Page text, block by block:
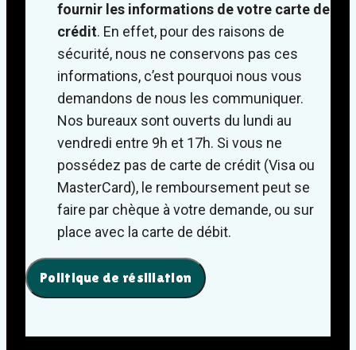
fournir les informations de votre carte de
crédit. En effet, pour des raisons de
sécurité, nous ne conservons pas ces
informations, c’est pourquoi nous vous
demandons de nous les communiquer.
Nos bureaux sont ouverts du lundi au
vendredi entre 9h et 17h. Si vous ne
possédez pas de carte de crédit (Visa ou
MasterCard), le remboursement peut se
faire par chèque à votre demande, ou sur
place avec la carte de débit.
Politique de résiliation